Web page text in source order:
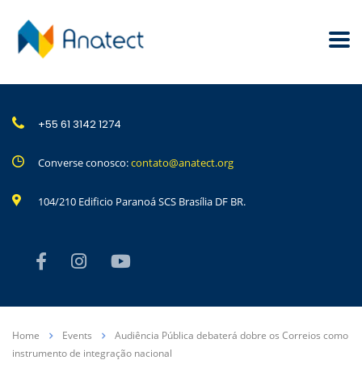
+55 61 3142 1274
Converse conosco:contato@anatect.org
104/210 Edificio Paranoá SCS Brasília DF BR.
Home Events
Audiência Pública debaterá dobre os Correios como
instrumento de integração nacional